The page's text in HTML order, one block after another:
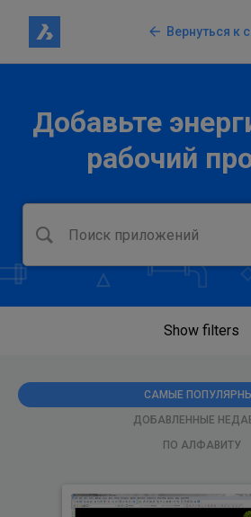
Вернуться к
Добавьте
рабочий
Show filters
САМЫЕ
ДОБАВЛЕННЫЕ
ПО АЛФАВИТУ